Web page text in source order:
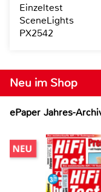
Neu im Shop
ePaper Jahres-
Einzeltest
SceneLights
PX2542